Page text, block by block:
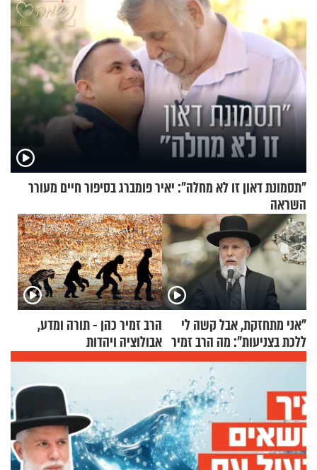
"תסמונת דאון זו לא מחלה": יאיר פומברג בסיפור חיים מעורר
השראה
"אני מתחזקת, אבל קשה לי
ללכת בצניעות": מה הרב זמיר
כהן המליץ לה לעשות?
הרב זמיר כהן - תורה ומדע,
אבולוציה ויהדות